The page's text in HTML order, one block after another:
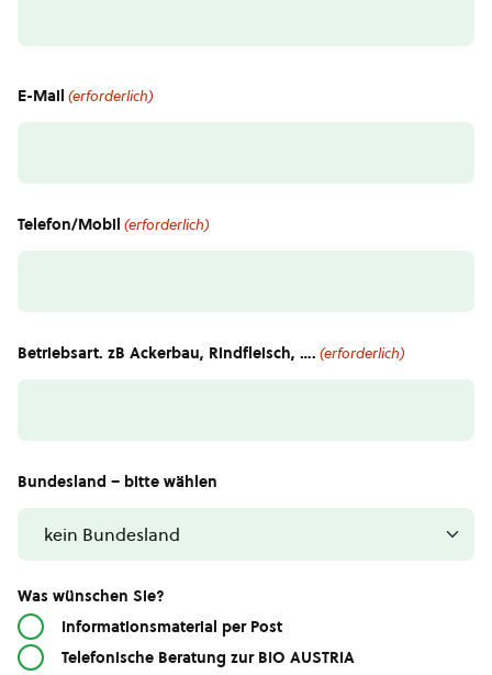
E-Mail (erforderlich)
Telefon/Mobil (erforderlich)
Betriebsart. zB Ackerbau, Rindfleisch, …. (erforderlich)
Bundesland – bitte wählen
Was wünschen Sie?
Informationsmaterial per Post
Telefonische Beratung zur BIO AUSTRIA